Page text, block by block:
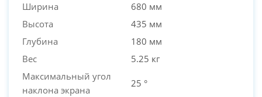
Ширина
680 мм
Высота
435 мм
Глубина
180 мм
Вес
5.25 кг
Максимальный угол
наклона экрана
25 °